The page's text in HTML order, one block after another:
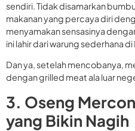
sendiri. Tidak disamarkan
makanan yang percaya diri
menyamakan sensasinya
ini lahir dari warung sederhana di
Dan ya, setelah mencobanya,
dengan grilled meat ala luar
3. Oseng
yang Bikin Nagih